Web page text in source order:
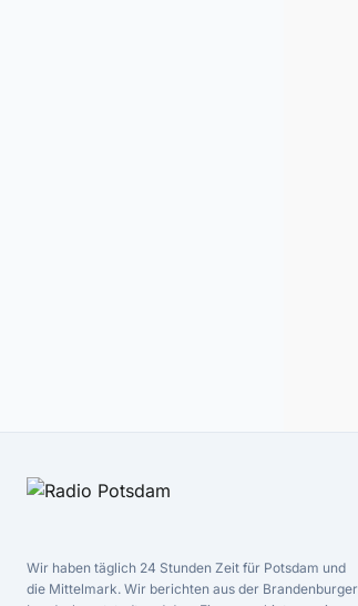
Wir haben täglich 24 Stunden Zeit für Potsdam und
die Mittelmark. Wir berichten aus der Brandenburger